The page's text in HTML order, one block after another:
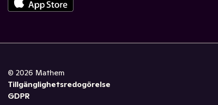
© 2026 Mathem
Tillgänglighetsredogörelse
GDPR